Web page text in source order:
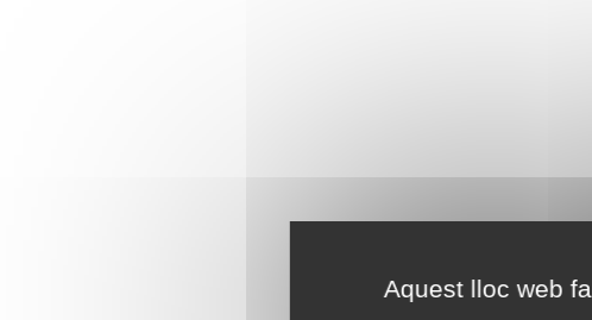
Aquest lloc web